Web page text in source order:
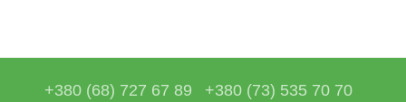
+380 (68) 727 67 89 +380 (73) 535 70 70